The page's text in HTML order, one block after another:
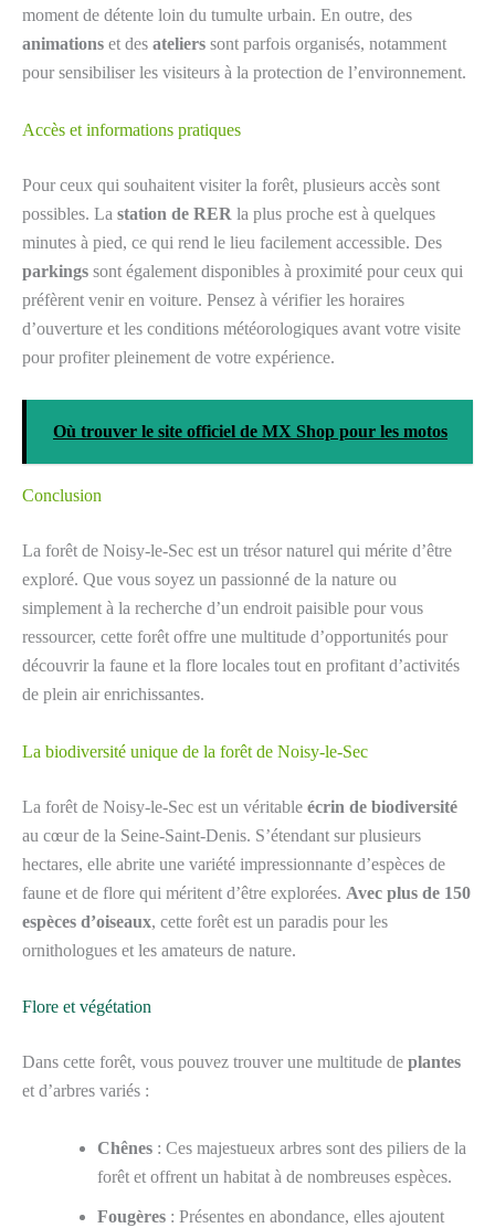
moment de détente loin du tumulte urbain. En outre, des
animations et des ateliers sont parfois organisés, notamment
pour sensibiliser les visiteurs à la protection de l’environnement.
Accès et informations pratiques
Pour ceux qui souhaitent visiter la forêt, plusieurs accès sont
possibles. La station de RER la plus proche est à quelques
minutes à pied, ce qui rend le lieu facilement accessible. Des
parkings sont également disponibles à proximité pour ceux qui
préfèrent venir en voiture. Pensez à vérifier les horaires
d’ouverture et les conditions météorologiques avant votre visite
pour profiter pleinement de votre expérience.
Où trouver le site officiel de MX Shop pour les motos
Conclusion
La forêt de Noisy-le-Sec est un trésor naturel qui mérite d’être
exploré. Que vous soyez un passionné de la nature ou
simplement à la recherche d’un endroit paisible pour vous
ressourcer, cette forêt offre une multitude d’opportunités pour
découvrir la faune et la flore locales tout en profitant d’activités
de plein air enrichissantes.
La biodiversité unique de la forêt de Noisy-le-Sec
La forêt de Noisy-le-Sec est un véritable écrin de biodiversité
au cœur de la Seine-Saint-Denis. S’étendant sur plusieurs
hectares, elle abrite une variété impressionnante d’espèces de
faune et de flore qui méritent d’être explorées. Avec plus de 150
espèces d’oiseaux, cette forêt est un paradis pour les
ornithologues et les amateurs de nature.
Flore et végétation
Dans cette forêt, vous pouvez trouver une multitude de plantes
et d’arbres variés :
Chênes : Ces majestueux arbres sont des piliers de la
forêt et offrent un habitat à de nombreuses espèces.
Fougères : Présentes en abondance, elles ajoutent